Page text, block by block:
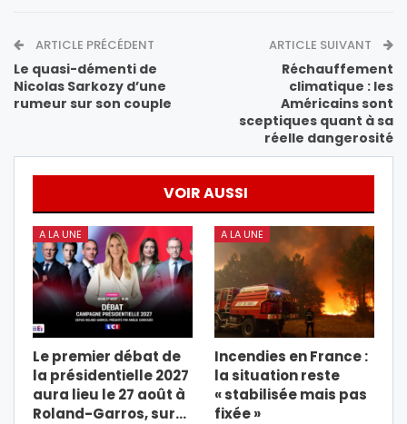
ARTICLE PRÉCÉDENT
Le quasi-démenti de
Nicolas Sarkozy d’une
rumeur sur son couple
ARTICLE SUIVANT
Réchauffement
climatique : les
Américains sont
sceptiques quant à sa
réelle dangerosité
VOIR AUSSI
A LA UNE
Le premier débat de
la présidentielle 2027
aura lieu le 27 août à
Roland-Garros, sur…
A LA UNE
Incendies en France :
la situation reste
« stabilisée mais pas
fixée »